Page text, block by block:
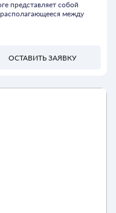
представляет собой
между
ОСТАВИТЬ ЗАЯВКУ